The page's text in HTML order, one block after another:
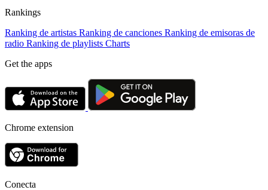
Rankings
Ranking de artistas Ranking de canciones Ranking de emisoras de
radio Ranking de playlists Charts
Get the apps
Chrome extension
Conecta